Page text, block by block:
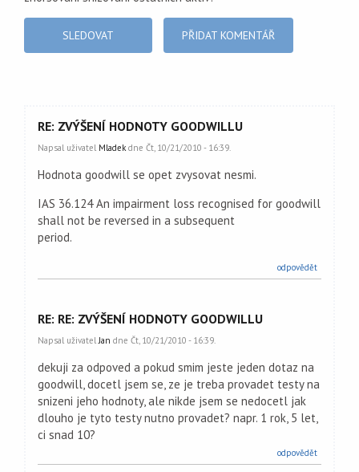
SLEDOVAT PŘIDAT KOMENTÁŘ
RE: ZVÝŠENÍ HODNOTY GOODWILLU
Napsal uživatel Mladek dne Čt, 10/21/2010 - 16:39.
Hodnota goodwill se opet zvysovat nesmi.
IAS 36.124 An impairment loss recognised for goodwill
shall not be reversed in a subsequent
period.
odpovědět
RE: RE: ZVÝŠENÍ HODNOTY GOODWILLU
Napsal uživatelJan dne Čt, 10/21/2010 - 16:39.
dekuji za odpoved a pokud smim jeste jeden dotaz na
goodwill, docetl jsem se, ze je treba provadet testy na
snizeni jeho hodnoty, ale nikde jsem se nedocetl jak
dlouho je tyto testy nutno provadet? napr. 1 rok, 5 let,
ci snad 10?
odpovědět